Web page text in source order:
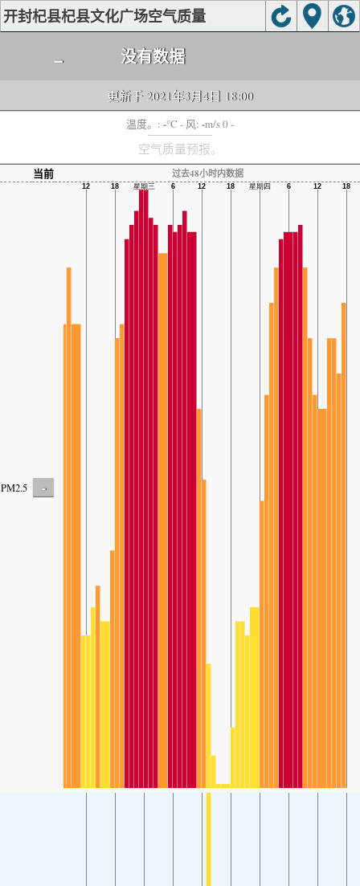
开封杞县杞县文化广场空气质量
- 没有数据
更新于 2021年3月4日 18:00
温度。: -°C - 风: -m/s 0 -
空气质量预报。
当前 过去48小时内数据
PM2.5 -